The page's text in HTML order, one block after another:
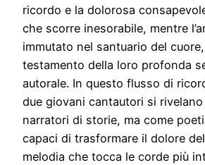
ricordo e la dolorosa
che scorre inesorabile, mentre
immutato nel santuario del
testamento della loro profonda
autorale. In questo flusso di
due giovani cantautori si
narratori di storie, ma come poeti
capaci di trasformare il dolore
melodia che tocca le corde più